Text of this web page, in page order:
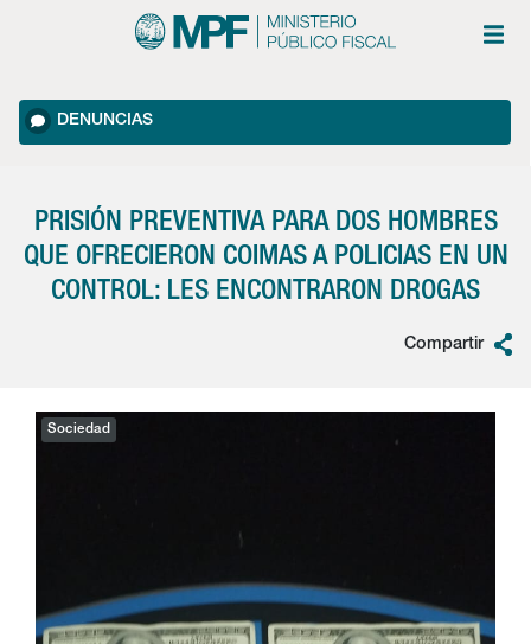
DENUNCIAS
PRISIÓN PREVENTIVA PARA DOS HOMBRES
QUE OFRECIERON COIMAS A POLICIAS EN UN
CONTROL: LES ENCONTRARON DROGAS
Compartir
Sociedad